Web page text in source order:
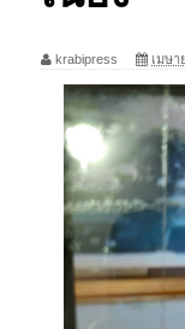
krabipress เมษา